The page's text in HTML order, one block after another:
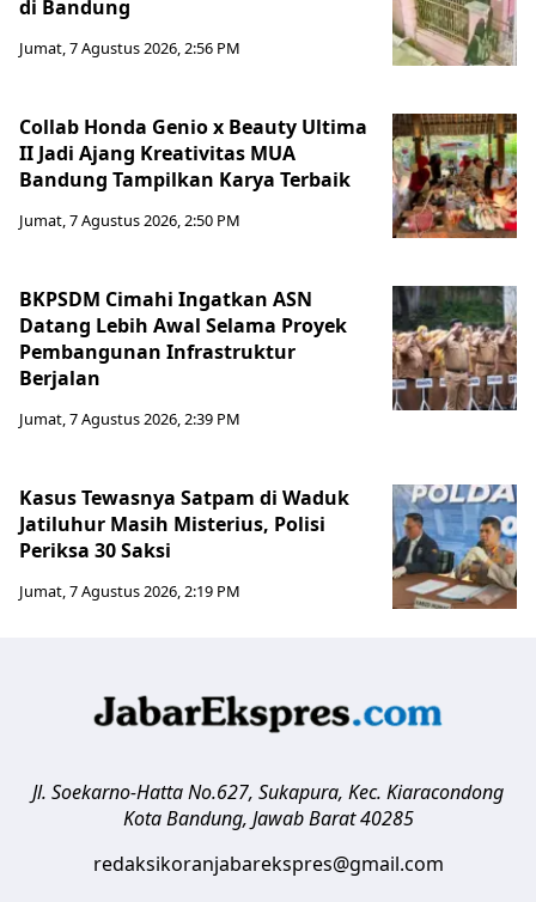
di Bandung
Jumat, 7 Agustus 2026, 2:56 PM
Collab Honda Genio x Beauty Ultima
II Jadi Ajang Kreativitas MUA
Bandung Tampilkan Karya Terbaik
Jumat, 7 Agustus 2026, 2:50 PM
BKPSDM Cimahi Ingatkan ASN
Datang Lebih Awal Selama Proyek
Pembangunan Infrastruktur
Berjalan
Jumat, 7 Agustus 2026, 2:39 PM
Kasus Tewasnya Satpam di Waduk
Jatiluhur Masih Misterius, Polisi
Periksa 30 Saksi
Jumat, 7 Agustus 2026, 2:19 PM
Jl. Soekarno-Hatta No.627, Sukapura, Kec. Kiaracondong
Kota Bandung, Jawab Barat 40285
redaksikoranjabarekspres@gmail.com